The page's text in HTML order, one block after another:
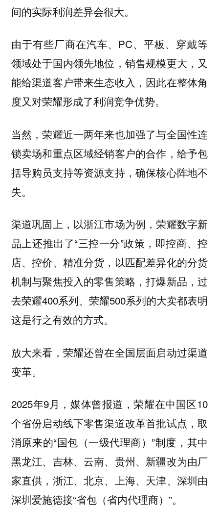
间的实际利润差异会很大。
由于有些厂商在汽车、PC、平板、穿戴等
领域处于国内领先地位，销售规模更大，又
能给渠道客户带来生态收入，因此在整体角
度又对荣耀形成了利润竞争优势。
当然，荣耀近一两年来也加强了与全国性连
锁卖场和重点区域经销客户的合作，给予包
括导购员支持等资源支持，确保核心阵地不
失。
渠道巩固上，以浙江市场为例，荣耀数字新
品上还推出了“三控一分”政策，即控商、控
店、控价、精准分货，以匹配差异化的分货
机制与聚焦投入的零售策略，打爆新品，过
去荣耀400系列、荣耀500系列的大卖都表明
这是行之有效的方式。
放大来看，荣耀还曾在全国层面启动过渠道
变革。
2025年9月，媒体曾报道，荣耀在中国区10
个省份启动线下零售渠道改革首批试点，取
消原来的“国包（一级代理商）”制度，其中
黑龙江、吉林、云南、贵州、新疆改为由厂
家直供，浙江、北京、上海、天津、深圳由
深圳爱施德接“省包（省内代理商）”。